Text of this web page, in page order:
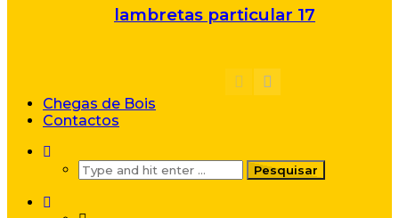
lambretas particular 17
Chegas de Bois
Contactos